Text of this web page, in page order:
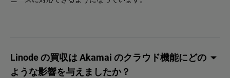
Linode の買収は Akamai のクラウド機能にどの
ような影響を与えましたか？